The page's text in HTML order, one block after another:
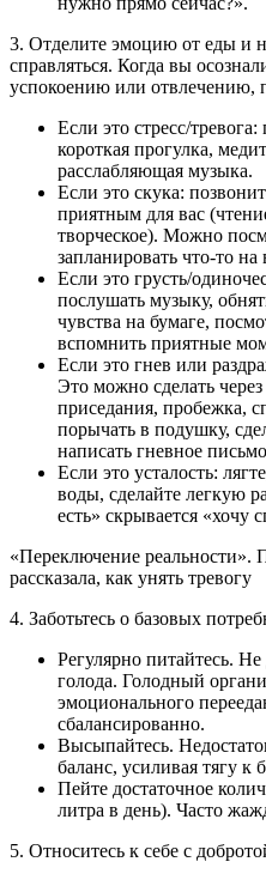
3. Отделите эмоцию от еды и
справляться. Когда вы
успокоению или отвлечению,
Если это стресс/
короткая прогулка,
расслабляющая музыка.
Если это скука:
приятным для вас
творческое). Можно
запланировать что-то на
Если это грусть/
послушать музыку,
чувства на бумаге,
вспомнить приятные
Если это гнев или
Это можно сделать
приседания, пробежка,
порычать в подушку,
написать гневное
Если это усталость:
воды, сделайте легкую
есть» скрывается «хочу
«Переключение реальности».
рассказала, как унять тревогу
4. Заботьтесь о базовых
Регулярно питайтесь.
голода. Голодный
эмоционального
сбалансированно.
Высыпайтесь.
баланс, усиливая тягу к
Пейте достаточное
литра в день). Часто
5. Относитесь к себе с